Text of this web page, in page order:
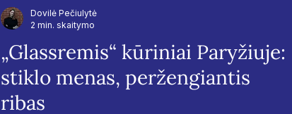
„Glassremis“ kūriniai Paryžiuje:
stiklo menas, peržengiantis
ribas
Dovilė Pečiulytė
2 min. skaitymo